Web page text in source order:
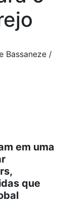
Bassaneze /
em uma
que